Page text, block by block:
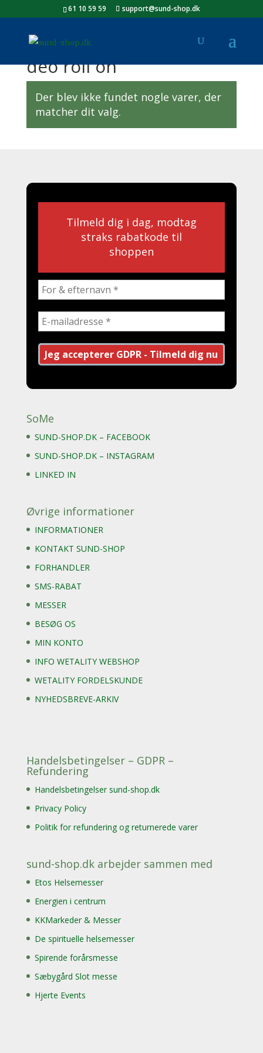
61 10 59 59 support@sund-shop.dk
Forside/ Varer tagged “deo roll on”
deo roll on
Der blev ikke fundet nogle varer, der
matcher dit valg.
Tilmeld dig i dag, modtag
straks rabatkode til
shoppen
SoMe
SUND-SHOP.DK – FACEBOOK
SUND-SHOP.DK – INSTAGRAM
LINKED IN
Øvrige informationer
INFORMATIONER
KONTAKT SUND-SHOP
FORHANDLER
SMS-RABAT
MESSER
BESØG OS
MIN KONTO
INFO WETALITY WEBSHOP
WETALITY FORDELSKUNDE
NYHEDSBREVE-ARKIV
Handelsbetingelser – GDPR –
Refundering
Handelsbetingelser sund-shop.dk
Privacy Policy
Politik for refundering og returnerede varer
sund-shop.dk arbejder sammen med
Etos Helsemesser
Energien i centrum
KKMarkeder & Messer
De spirituelle helsemesser
Spirende forårsmesse
Sæbygård Slot messe
Hjerte Events